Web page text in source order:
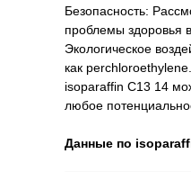
Безопасность:
проблемы здоровья
Экологическое
как
isoparaffin C13 14
любое
Данные по